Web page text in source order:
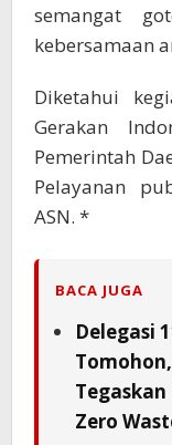
semangat
kebersamaan
Diketahui
Gerakan
Pemerintah
Pelayanan
ASN. *
BACA JUGA
Delegasi
Zero